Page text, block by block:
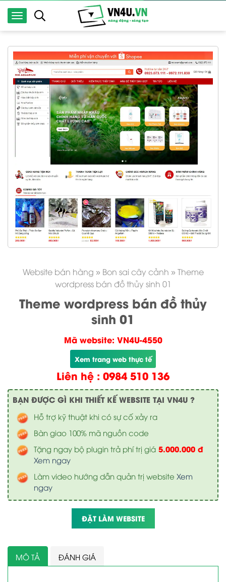
Website bán hàng » Bon sai cây cảnh » Theme
wordpress bán đồ thủy sinh 01
Theme wordpress bán đồ thủy
sinh 01
Mã website: VN4U-4550
Xem trang web thực tế
Liên hệ : 0984 510 136
BẠN ĐƯỢC GÌ KHI THIẾT KẾ WEBSITE TẠI VN4U ?
Hỗ trợ kỹ thuật khi có sự cố xảy ra
Bàn giao 100% mã nguồn code
Tặng ngay bộ plugin trả phí trị giá 5.000.000 đ
Xem ngay
Làm video hướng dẫn quản trị website Xem
ngay
ĐẶT LÀM WEBSITE
MÔ TẢ ĐÁNH GIÁ